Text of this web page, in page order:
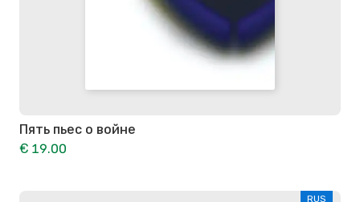
Пять пьес о войне
€ 19.00
RUS